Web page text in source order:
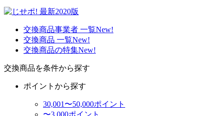
交換商品事業者 一覧New!
交換商品 一覧New!
交換商品の特集New!
交換商品を条件から探す
ポイントから探す
30,001〜50,000ポイント
〜3,000ポイント